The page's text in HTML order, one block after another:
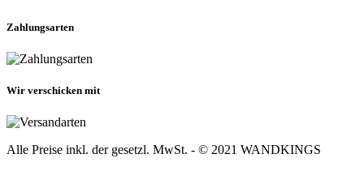
Zahlungsarten
Wir verschicken mit
Alle Preise inkl. der gesetzl. MwSt. - © 2021 WANDKINGS